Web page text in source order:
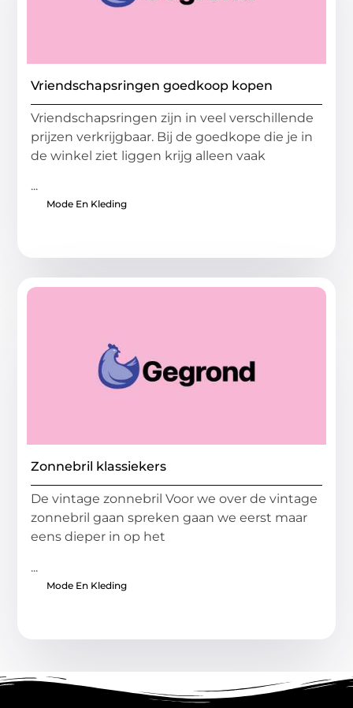
Vriendschapsringen goedkoop kopen
Vriendschapsringen zijn in veel verschillende
prijzen verkrijgbaar. Bij de goedkope die je in
de winkel ziet liggen krijg alleen vaak
...
Mode En Kleding
Zonnebril klassiekers
De vintage zonnebril Voor we over de vintage
zonnebril gaan spreken gaan we eerst maar
eens dieper in op het
...
Mode En Kleding